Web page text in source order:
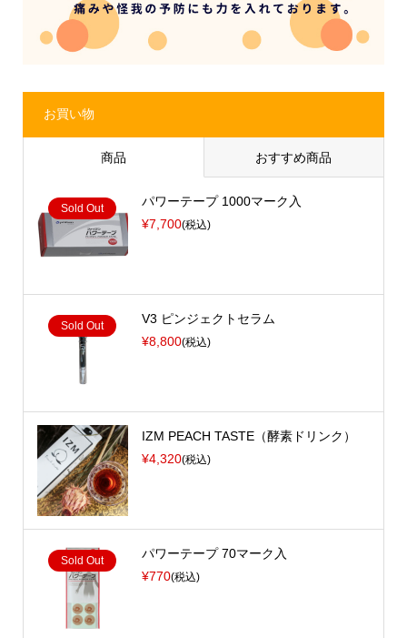
お買い物
商品 おすすめ商品
Sold Out
パワーテープ 1000マーク入
¥7,700(税込)
Sold Out
V3 ピンジェクトセラム
¥8,800(税込)
IZM PEACH TASTE（酵素ドリンク）
¥4,320(税込)
Sold Out
パワーテープ 70マーク入
¥770(税込)